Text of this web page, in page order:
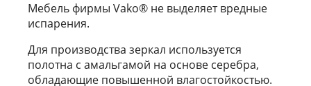
Мебель фирмы Vako® не выделяет вредные
испарения.
Для производства зеркал используется
полотна с амальгамой на основе серебра,
обладающие повышенной влагостойкостью.